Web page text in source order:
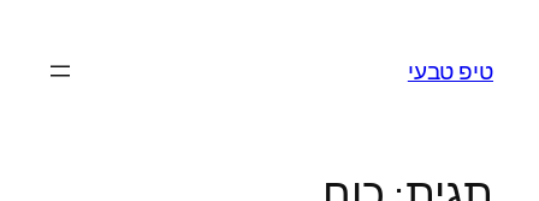
טיפ טבעי